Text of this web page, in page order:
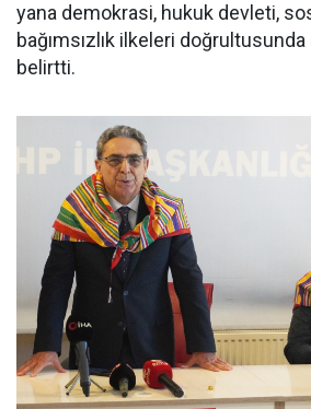
yana demokrasi, hukuk devleti,
bağımsızlık ilkeleri
belirtti.